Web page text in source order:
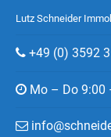
Lutz Schneider
+49 (0) 3592
Mo – Do 9:00